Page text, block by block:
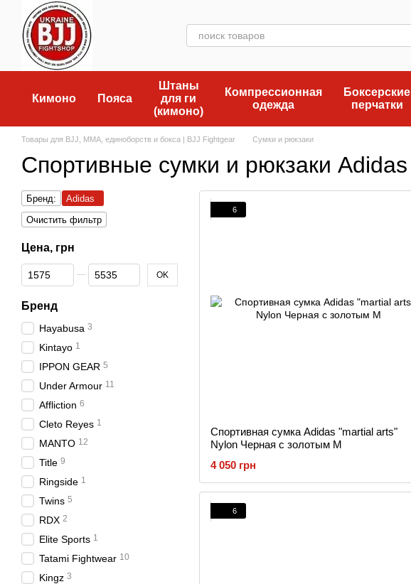
Перейти к основному контенту
Кимоно Пояса
Штаны
для ги
(кимоно)
Компрессионная
одежда
Боксерские
перчатки
Товары для BJJ, MMA, единоборств и бокса | BJJ Fightgear Сумки и рюкзаки
Спортивные сумки и рюкзаки Adidas
6
Спортивная сумка Adidas "martial arts"
Nylon Черная с золотым M
4 050 грн
6
Бренд:
Adidas
Очистить фильтр
Цена, грн
От Цена, грн
До Цена, грн OK
Бренд
Hayabusa 3
Kintayo 1
IPPON GEAR 5
Under Armour 11
Affliction 6
Cleto Reyes 1
MANTO 12
Title 9
Ringside 1
Twins 5
RDX 2
Elite Sports 1
Tatami Fightwear 10
Kingz 3